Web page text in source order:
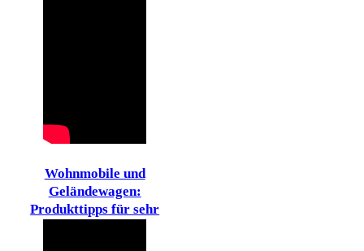
Wohnmobile und
Geländewagen:
Produkttipps für sehr